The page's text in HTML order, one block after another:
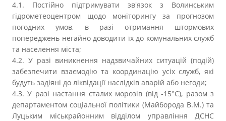
4.1. Постійно підтримувати зв'язок з Волинським
гідрометеоцентром щодо моніторингу за прогнозом
погодних умов, в разі отримання штормових
попереджень негайно доводити їх до комунальних служб
та населення міста;
4.2. У разі виникнення надзвичайних ситуацій (подій)
забезпечити взаємодію та координацію усіх служб, які
будуть задіяні до ліквідації наслідків аварій або негоди;
4.3. У разі настання сталих морозів (від -15°С), разом з
департаментом соціальної політики (Майборода В.М.) та
Луцьким міськрайонним відділом управління ДСНС